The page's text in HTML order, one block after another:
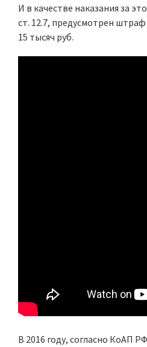
И в качестве наказания за
ст. 12.7, предусмотрен
15 тысяч руб.
В 2016 году, согласно КоАП